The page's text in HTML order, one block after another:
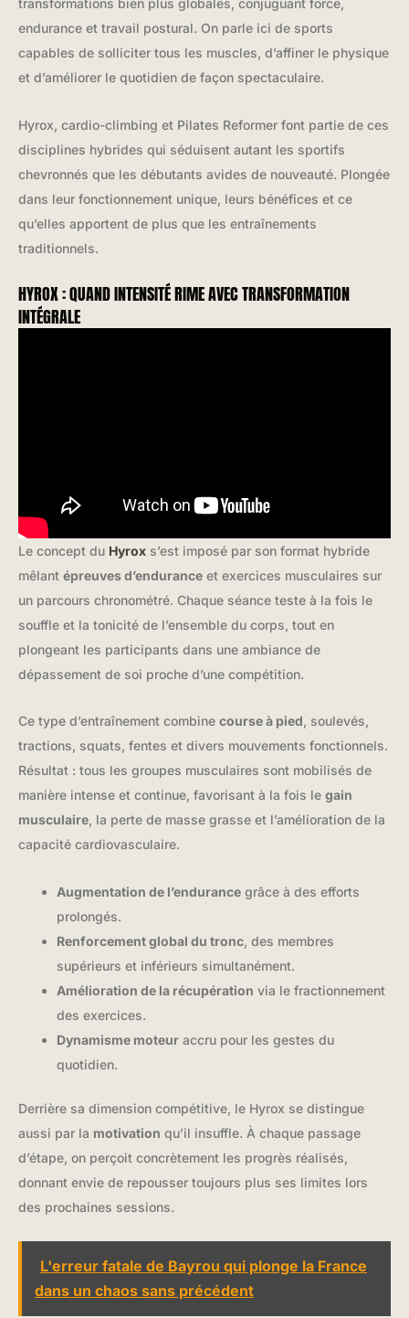
transformations bien plus globales, conjuguant force,
endurance et travail postural. On parle ici de sports
capables de solliciter tous les muscles, d’affiner le physique
et d’améliorer le quotidien de façon spectaculaire.
Hyrox, cardio-climbing et Pilates Reformer font partie de ces
disciplines hybrides qui séduisent autant les sportifs
chevronnés que les débutants avides de nouveauté. Plongée
dans leur fonctionnement unique, leurs bénéfices et ce
qu’elles apportent de plus que les entraînements
traditionnels.
HYROX : QUAND INTENSITÉ RIME AVEC TRANSFORMATION
INTÉGRALE
Le concept du Hyrox s’est imposé par son format hybride
mêlant épreuves d’endurance et exercices musculaires sur
un parcours chronométré. Chaque séance teste à la fois le
souffle et la tonicité de l’ensemble du corps, tout en
plongeant les participants dans une ambiance de
dépassement de soi proche d’une compétition.
Ce type d’entraînement combine course à pied , soulevés,
tractions, squats, fentes et divers mouvements fonctionnels.
Résultat : tous les groupes musculaires sont mobilisés de
manière intense et continue, favorisant à la fois le gain
musculaire , la perte de masse grasse et l’amélioration de la
capacité cardiovasculaire.
Augmentation de l’endurance grâce à des efforts
prolongés.
Renforcement global du tronc , des membres
supérieurs et inférieurs simultanément.
Amélioration de la récupération via le fractionnement
des exercices.
Dynamisme moteur accru pour les gestes du
quotidien.
Derrière sa dimension compétitive, le Hyrox se distingue
aussi par la motivation qu’il insuffle. À chaque passage
d’étape, on perçoit concrètement les progrès réalisés,
donnant envie de repousser toujours plus ses limites lors
des prochaines sessions.
L'erreur fatale de Bayrou qui plonge la France
dans un chaos sans précédent